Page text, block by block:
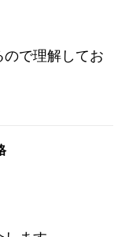
で理解してお